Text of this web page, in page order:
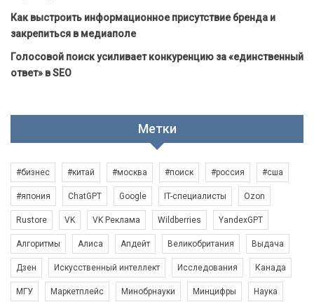
Как выстроить информационное присутствие бренда и
закрепиться в медиаполе
Голосовой поиск усиливает конкуренцию за «единственный
ответ» в SEO
Метки
#бизнес #китай #москва #поиск #россия #сша
#япония ChatGPT Google IT-специалисты Ozon
Rustore VK VK Реклама Wildberries YandexGPT
Алгоритмы Алиса Апдейт Великобритания Выдача
Дзен Искусственный интеллект Исследования Канада
МГУ Маркетплейс Минобрнауки Минцифры Наука